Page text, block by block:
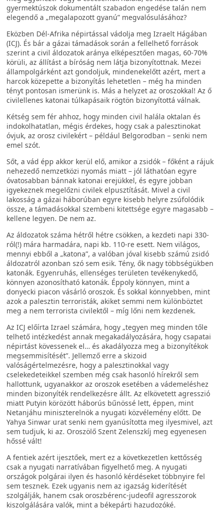
gyermektúszok dokumentált szabadon engedése talán nem
elegendő a „megalapozott gyanú” megvalósulásához?
Eközben Dél-Afrika népirtással vádolja meg Izraelt Hágában
(ICJ). És bár a gázai támadások során a fellelhető források
szerint a civil áldozatok aránya elképesztően magas, 60-70%
körüli, az állítást a bíróság nem látja bizonyítottnak. Mezei
állampolgárként azt gondoljuk, mindenekelőtt azért, mert a
harcok közepette a bizonyítás lehetetlen – még ha minden
tényt pontosan ismerünk is. Más a helyzet az oroszokkal! Az ő
civilellenes katonai túlkapásaik rögtön bizonyítottá válnak.
Kétség sem fér ahhoz, hogy minden civil halála oktalan és
indokolhatatlan, mégis érdekes, hogy csak a palesztinokat
óvjuk, az orosz civilekért – például Belgorodban – senki nem
emel szót.
Sőt, a vád épp akkor kerül elő, amikor a zsidók – főként a rájuk
nehezedő nemzetközi nyomás miatt – jól láthatóan egyre
óvatosabban bánnak katonai erejükkel, és egyre jobban
igyekeznek megelőzni civilek elpusztítását. Mivel a civil
lakosság a gázai háborúban egyre kisebb helyre zsúfolódik
össze, a támadásokkal szembeni kitettsége egyre magasabb –
kellene legyen. De nem az.
Az áldozatok száma hétről hétre csökken, a kezdeti napi 330-
ról(!) mára harmadára, napi kb. 110-re esett. Nem világos,
mennyi ebből a „katona”, a valóban jóval kisebb számú zsidó
áldozatról azonban szó sem esik. Tény, ők nagy többségükben
katonák. Egyenruhás, ellenséges területen tevékenykedő,
könnyen azonosítható katonák. Éppoly könnyen, mint a
donyecki piacon vásárló oroszok. És sokkal könnyebben, mint
azok a palesztin terroristák, akiket semmi nem különböztet
meg a nem terrorista civilektől – míg lőni nem kezdenek.
Az ICJ előírta Izrael számára, hogy „tegyen meg minden tőle
telhető intézkedést annak megakadályozására, hogy csapatai
népirtást kövessenek el… és akadályozza meg a bizonyítékok
megsemmisítését”. Jellemző erre a skizoid
valóságértelmezésre, hogy a palesztinokkal vagy
cselekedeteikkel szemben még csak hasonló hírekről sem
hallottunk, ugyanakkor az oroszok esetében a vádemeléshez
minden bizonyíték rendelkezésre állt. Az elkövetett agresszió
miatt Putyin körözött háborús bűnössé lett, éppen, mint
Netanjáhu miniszterelnök a nyugati közvélemény előtt. De
Yahya Sinwar urat senki nem gyanúsította meg ilyesmivel, azt
sem tudjuk, ki az. Oroszölő Szent Zelenszkíj meg egyenesen
hőssé vált!
A fentiek azért ijesztőek, mert ez a következetlen kettősség
csak a nyugati narratívában figyelhető meg. A nyugati
országok polgárai ilyen és hasonló kérdéseket többnyire fel
sem tesznek. Ezek ugyanis nem az igazság kiderítését
szolgálják, hanem csak oroszbérenc-judeofil agresszorok
kiszolgálására valók, mint a békepárti hazudozóké.